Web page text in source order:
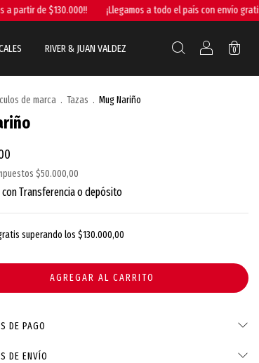
de $130.000!! ¡Llegamos a todo el país con envío gratis a
RIVER & JUAN VALDEZ 0
de marca . Tazas . Mug Nariño
$50.000,00
conTransferencia o depósito
superando los $130.000,00
DE PAGO
DE ENVÍO